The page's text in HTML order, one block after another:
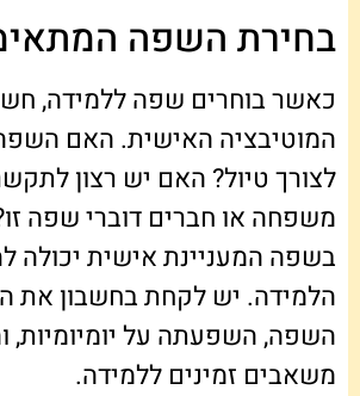
בחירת השפה
כאשר בוחרים שפה ללמידה,
המוטיבציה האישית. האם
לצורך טיול? האם יש רצון
משפחה או חברים דוברי שפה
בשפה המעניינת אישית יכולה
הלמידה. יש לקחת בחשבון את
השפה, השפעתה על יומיומיות,
משאבים זמינים ללמידה.